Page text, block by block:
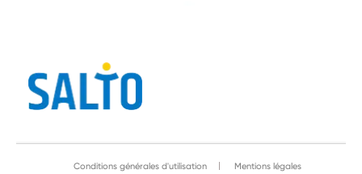
Conditions générales d'utilisation Mentions légales